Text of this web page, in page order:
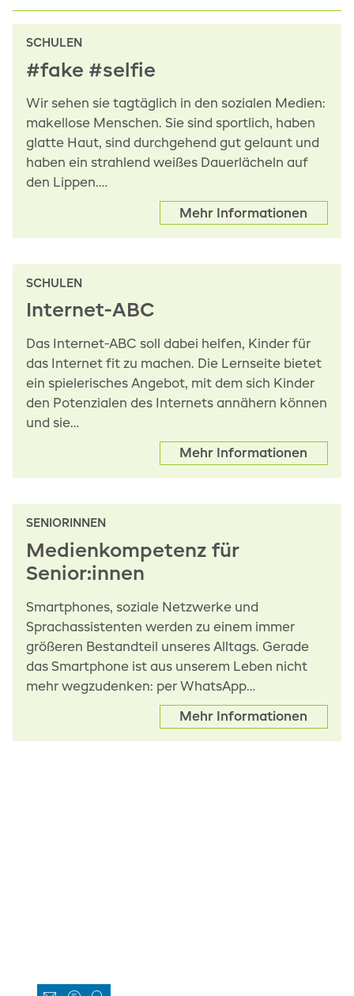
SCHULEN
#fake #selfie
Wir sehen sie tagtäglich in den sozialen Medien:
makellose Menschen. Sie sind sportlich, haben
glatte Haut, sind durchgehend gut gelaunt und
haben ein strahlend weißes Dauerlächeln auf
den Lippen.…
Mehr Informationen
SCHULEN
Internet-ABC
Das Internet-ABC soll dabei helfen, Kinder für
das Internet fit zu machen. Die Lernseite bietet
ein spielerisches Angebot, mit dem sich Kinder
den Potenzialen des Internets annähern können
und sie…
Mehr Informationen
SENIORINNEN
Medienkompetenz für
Senior:innen
Smartphones, soziale Netzwerke und
Sprachassistenten werden zu einem immer
größeren Bestandteil unseres Alltags. Gerade
das Smartphone ist aus unserem Leben nicht
mehr wegzudenken: per WhatsApp…
Mehr Informationen